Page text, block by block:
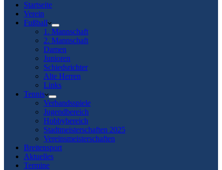
Startseite
Verein
Fußball
1. Mannschaft
2. Mannschaft
Damen
Junioren
Schiedsrichter
Alte Herren
Links
Tennis
Verbandsspiele
Jugendbereich
Hobbybereich
Stadtmeisterschaften 2025
Vereinsmeisterschaften
Breitensport
Aktuelles
Termine